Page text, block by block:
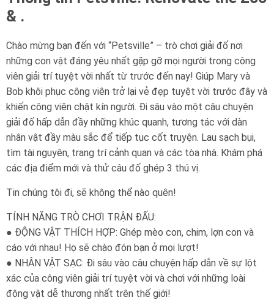
& .
Chào mừng bạn đến với “Petsville” – trò chơi giải đố nơi
những con vật đáng yêu nhất gặp gỡ mọi người trong công
viên giải trí tuyệt vời nhất từ ​​trước đến nay! Giúp Mary và
Bob khôi phục công viên trở lại vẻ đẹp tuyệt vời trước đây và
khiến công viên chật kín người. Đi sâu vào một câu chuyện
giải đố hấp dẫn đầy những khúc quanh, tương tác với dàn
nhân vật đầy màu sắc để tiếp tục cốt truyện. Lau sạch bụi,
tìm tài nguyên, trang trí cảnh quan và các tòa nhà. Khám phá
các địa điểm mới và thử câu đố ghép 3 thú vị.
Tin chúng tôi đi, sẽ không thể nào quên!
TÍNH NĂNG TRÒ CHƠI TRẬN ĐẤU:
● ĐỘNG VẬT THÍCH HỢP: Ghép mèo con, chim, lợn con và
cáo với nhau! Họ sẽ chào đón bạn ở mọi lượt!
● NHÂN VẬT SẠC: Đi sâu vào câu chuyện hấp dẫn về sự lột
xác của công viên giải trí tuyệt vời và chơi với những loài
động vật dễ thương nhất trên thế giới!